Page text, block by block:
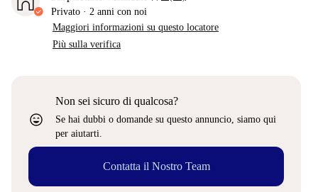
Privato · 2 anni con noi
Maggiori informazioni su questo locatore
Più sulla verifica
sentiment_very_satisfied
Non sei sicuro di qualcosa?
Se hai dubbi o domande su questo annuncio, siamo qui
per aiutarti.
Contatta il Nostro Team